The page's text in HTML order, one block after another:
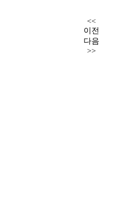
<<
이전
다음
>>